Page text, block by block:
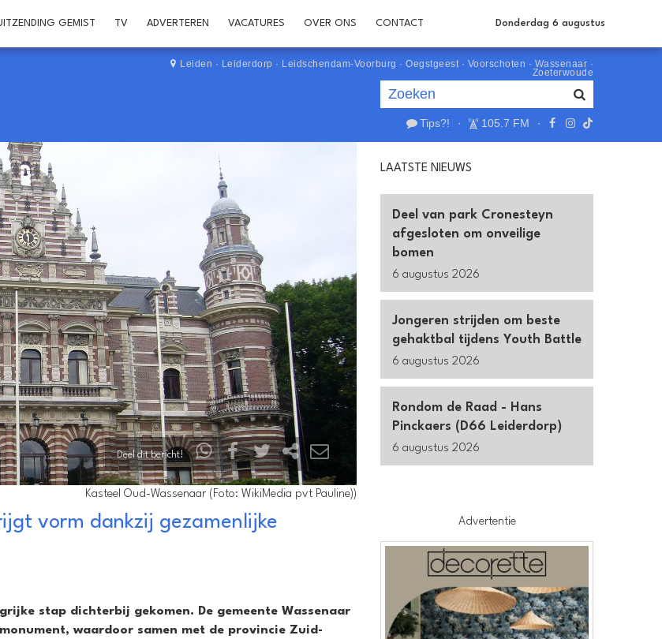
GEMIST TV ADVERTEREN VACATURES OVER ONS CONTACT Donderdag 6 augustus
Leiden · Leiderdorp · Leidschendam-Voorburg · Oegstgeest· Voorschoten · Wassenaar ·
Zoeterwoude
Tips?! · 105.7 FM ·
Deel dit bericht!
Kasteel Oud-Wassenaar (Foto: WikiMedia pvt Pauline))
vorm dankzij gezamenlijke
stap dichterbij gekomen. De gemeente Wassenaar
waardoor samen met de provincie Zuid-
LAATSTE NIEUWS
Deel van park Cronesteyn
afgesloten om onveilige
bomen
6 augustus 2026
Jongeren strijden om beste
gehaktbal tijdens Youth Battle
6 augustus 2026
Rondom de Raad - Hans
Pinckaers (D66 Leiderdorp)
6 augustus 2026
Advertentie